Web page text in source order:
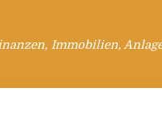
Immobilien,